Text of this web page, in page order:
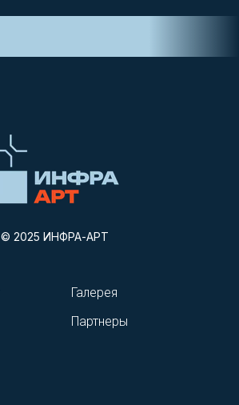
Галерея
Партнеры
© 2025 ИНФРА-АРТ